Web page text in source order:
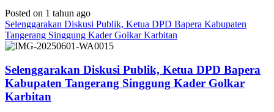
Posted on 1 tahun ago
Selenggarakan Diskusi Publik, Ketua DPD Bapera Kabupaten
Tangerang Singgung Kader Golkar Karbitan
Selenggarakan Diskusi Publik, Ketua DPD Bapera
Kabupaten Tangerang Singgung Kader Golkar
Karbitan